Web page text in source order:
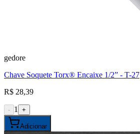
gedore
Chave Soquete Torx® Encaixe 1/2” - T-27
R$ 28,39
- 1 +
Adicionar